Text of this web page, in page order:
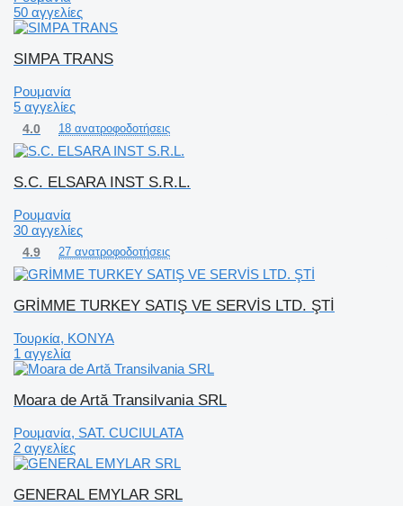
50 αγγελίες
SIMPA TRANS
Ρουμανία
5 αγγελίες
4.0 18 ανατροφοδοτήσεις
S.C. ELSARA INST S.R.L.
Ρουμανία
30 αγγελίες
4.9 27 ανατροφοδοτήσεις
GRİMME TURKEY SATIŞ VE SERVİS LTD. ŞTİ
Τουρκία, KONYA
1 αγγελία
Moara de Artă Transilvania SRL
Ρουμανία, SAT. CUCIULATA
2 αγγελίες
GENERAL EMYLAR SRL